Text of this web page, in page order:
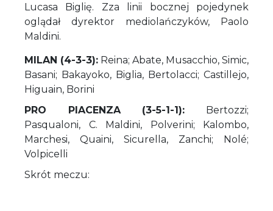
Lucasa Biglię. Zza linii bocznej pojedynek
oglądał dyrektor mediolańczyków, Paolo
Maldini.
MILAN (4-3-3): Reina; Abate, Musacchio, Simic,
Basani; Bakayoko, Biglia, Bertolacci; Castillejo,
Higuain, Borini
PRO PIACENZA (3-5-1-1): Bertozzi;
Pasqualoni, C. Maldini, Polverini; Kalombo,
Marchesi, Quaini, Sicurella, Zanchi; Nolé;
Volpicelli
Skrót meczu: